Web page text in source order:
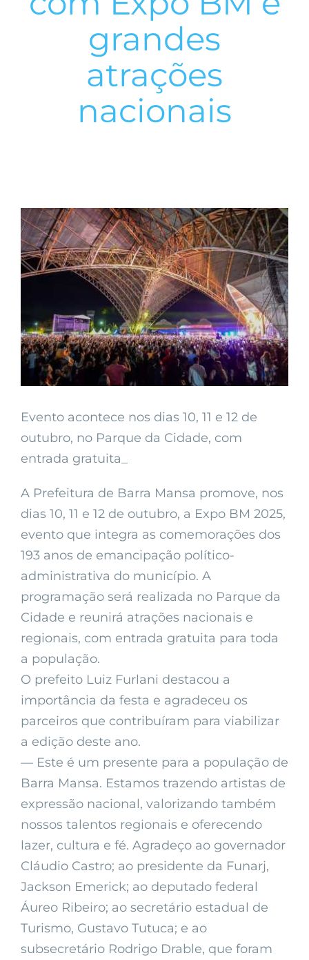
grandes
atrações
nacionais
View
Larger
Image
Evento acontece nos dias 10, 11 e 12 de
outubro, no Parque da Cidade, com
entrada gratuita_
A Prefeitura de Barra Mansa promove, nos
dias 10, 11 e 12 de outubro, a Expo BM 2025,
evento que integra as comemorações dos
193 anos de emancipação político-
administrativa do município. A
programação será realizada no Parque da
Cidade e reunirá atrações nacionais e
regionais, com entrada gratuita para toda
a população.
O prefeito Luiz Furlani destacou a
importância da festa e agradeceu os
parceiros que contribuíram para viabilizar
a edição deste ano.
— Este é um presente para a população de
Barra Mansa. Estamos trazendo artistas de
expressão nacional, valorizando também
nossos talentos regionais e oferecendo
lazer, cultura e fé. Agradeço ao governador
Cláudio Castro; ao presidente da Funarj,
Jackson Emerick; ao deputado federal
Áureo Ribeiro; ao secretário estadual de
Turismo, Gustavo Tutuca; e ao
subsecretário Rodrigo Drable, que foram